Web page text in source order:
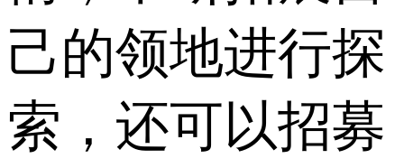
己的领地进行探
索，还可以招募